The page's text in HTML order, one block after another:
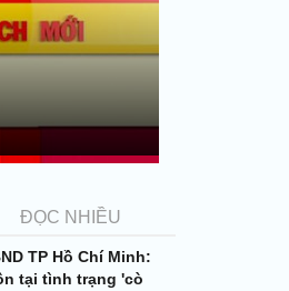
ĐỌC NHIỀU
TP Hồ Chí Minh:
tại tình trạng 'cò